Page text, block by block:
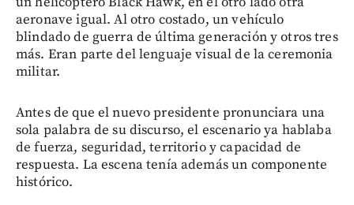
aeronave igual. Al otro costado, un vehículo
blindado de guerra de última generación y otros tres
más. Eran parte del lenguaje visual de la ceremonia
militar.
Antes de que el nuevo presidente pronunciara una
sola palabra de su discurso, el escenario ya hablaba
de fuerza, seguridad, territorio y capacidad de
respuesta. La escena tenía además un componente
histórico.